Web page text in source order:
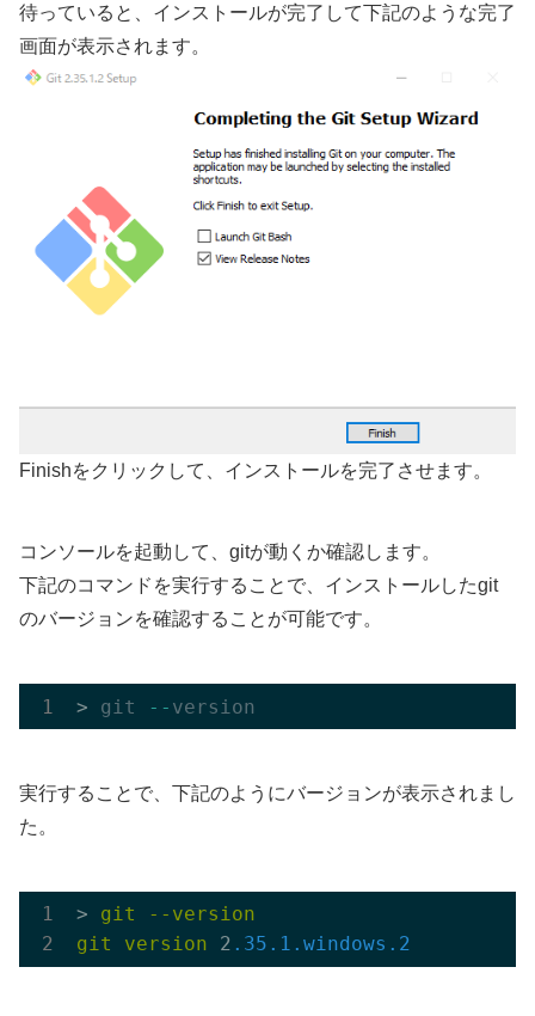
待っていると、インストールが完了して下記のような完了
画面が表示されます。
Finishをクリックして、インストールを完了させます。
コンソールを起動して、gitが動くか確認します。
下記のコマンドを実行することで、インストールしたgit
のバージョンを確認することが可能です。
> git - - version
実行することで、下記のようにバージョンが表示されまし
た。
> git
--version
git
version 2 .35 .1 .windows .2